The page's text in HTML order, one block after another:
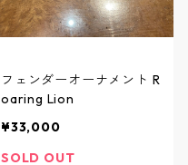
フェンダーオーナメント R
oaring Lion
¥33,000
SOLD OUT